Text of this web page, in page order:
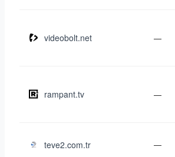
videobolt.net —
rampant.tv —
teve2.com.tr —